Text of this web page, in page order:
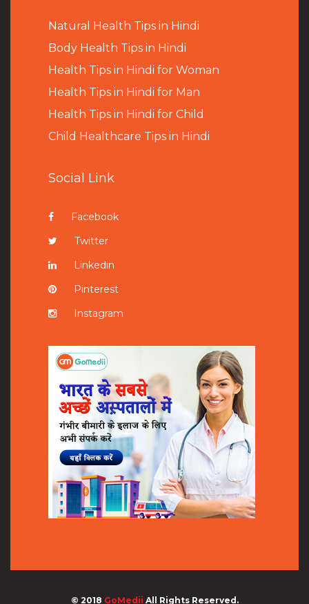
Natural Health Tips in Hindi
Body Health Tips in Hindi
Health Tips in Hindi for Woman
Health Tips in Hindi for Man
Health Tips in Hindi for Child
Child Healthcare Tips in Hindi
Social Link
Facebook
Twitter
Linkedin
Pinterest
Instagram
© 2018 GoMedii All Rights Reserved.